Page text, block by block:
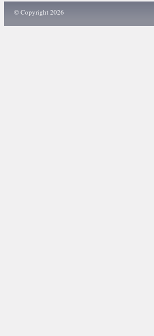
© Copyright 2026